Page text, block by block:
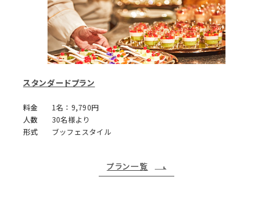
スタンダードプラン
料金
1名：9,790円
人数
30名様より
形式
ブッフェスタイル
プラン一覧